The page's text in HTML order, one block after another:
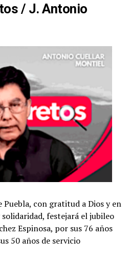
/ J. Antonio
Puebla, con gratitud a Dios y en
festejará el jubileo
Espinosa, por sus 76 años
50 años de servicio